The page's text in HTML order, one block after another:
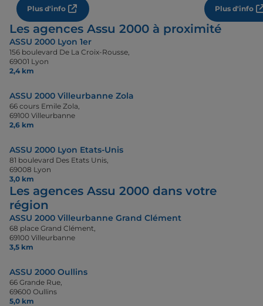
Plus d'info
Plus d'info
Les agences Assu 2000 à proximité
ASSU 2000 Lyon 1er
156 boulevard De La Croix-Rousse,
69001 Lyon
2,4 km
ASSU 2000 Villeurbanne Zola
66 cours Emile Zola,
69100 Villeurbanne
2,6 km
ASSU 2000 Lyon Etats-Unis
81 boulevard Des Etats Unis,
69008 Lyon
3,0 km
Les agences Assu 2000 dans votre
région
ASSU 2000 Villeurbanne Grand Clément
68 place Grand Clément,
69100 Villeurbanne
3,5 km
ASSU 2000 Oullins
66 Grande Rue,
69600 Oullins
5,0 km